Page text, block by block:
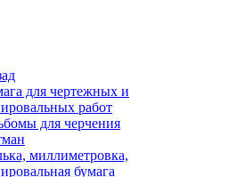
для чертежных и
работ
для черчения
миллиметровка,
бумага